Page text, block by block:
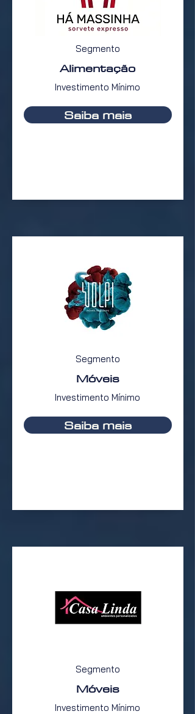
Segmento
Alimentação
Investimento Mínimo
Saiba mais
Segmento
Móveis
Investimento Mínimo
Saiba mais
Segmento
Móveis
Investimento Mínimo